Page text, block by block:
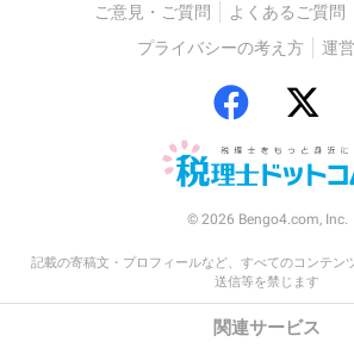
ご意見・ご質問 よくあるご質問
プライバシーの考え方
運
© 2026 Bengo4.com, Inc.
記載の寄稿文・プロフィールなど、すべてのコンテン
送信等を禁じます
関連サービス